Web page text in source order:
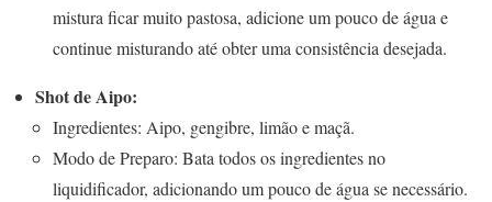
mistura ficar muito pastosa, adicione um pouco de água e
continue misturando até obter uma consistência desejada.
Shot de Aipo:
Ingredientes: Aipo, gengibre, limão e maçã.
Modo de Preparo: Bata todos os ingredientes no
liquidificador, adicionando um pouco de água se necessário.